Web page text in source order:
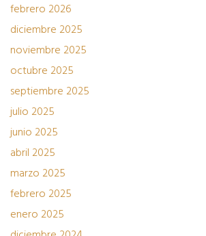
febrero 2026
diciembre 2025
noviembre 2025
octubre 2025
septiembre 2025
julio 2025
junio 2025
abril 2025
marzo 2025
febrero 2025
enero 2025